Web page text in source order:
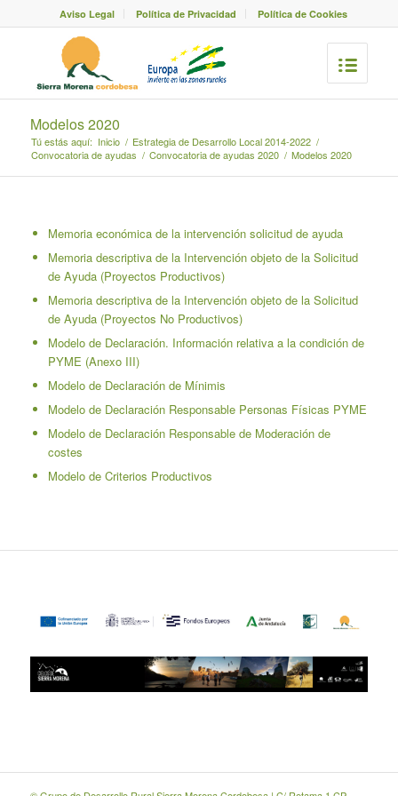
Aviso Legal Política de Privacidad Política de Cookies
Modelos 2020
Tú estás aquí: Inicio / Estrategia de Desarrollo Local 2014-2022 /
Convocatoria de ayudas / Convocatoria de ayudas 2020 / Modelos 2020
Memoria económica de la intervención solicitud de ayuda
Memoria descriptiva de la Intervención objeto de la Solicitud
de Ayuda (Proyectos Productivos)
Memoria descriptiva de la Intervención objeto de la Solicitud
de Ayuda (Proyectos No Productivos)
Modelo de Declaración. Información relativa a la condición de
PYME (Anexo III)
Modelo de Declaración de Mínimis
Modelo de Declaración Responsable Personas Físicas PYME
Modelo de Declaración Responsable de Moderación de
costes
Modelo de Criterios Productivos